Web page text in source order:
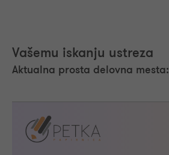
Vašemu iskanju ustreza
Aktualna prosta delovna mesta: